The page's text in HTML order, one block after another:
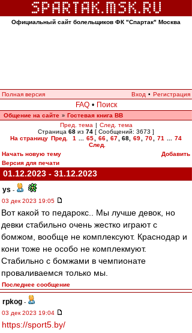
Официальный сайт болельщиков ФК "Спартак" Москва
Полная версия Вход • Регистрация
FAQ • Поиск
Общение на сайте » Гостевая книга ВВ
Пред. тема | След. тема
Страница 68 из 74 [ Сообщений: 3673 ]
На страницу Пред. 1 65 66 67 68 69 70 71
74
След.
Начать новую тему
Добавить
Версия для печати
01.12.2023 - 31.12.2023
ys -
03 дек 2023 19:05
Вот какой то педарокс.. Мы лучше девок, но
девки стабильно очень жестко играют с
бомжом, вообще не комплексуют. Краснодар и
кони тоже не особо не комплекмуют.
Стабильно с бомжами в чемпионате
проваливаемся только мы.
Последнее сообщение
rpkog -
03 дек 2023 19:04
https://sport5.by/